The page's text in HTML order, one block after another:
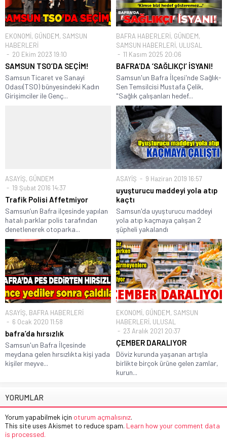
EKONOMİ, GÜNDEM, SAMSUN
HABERLERİ
20 Ekim 2023 19:10
SAMSUN TSO’DA SEÇİM!
Samsun Ticaret ve Sanayi
Odası(TSO) bünyesindeki Kadın
Girişimciler ile Genç...
BAFRA HABERLERİ, GÜNDEM,
SAMSUN HABERLERİ, ULUSAL
11 Kasım 2025 20:06
BAFRA’DA ‘SAĞLIKÇI’ İSYANI!
Samsun'un Bafra İlçesi'nde Sağlık-
Sen Temsilcisi Mustafa Çelik,
"Sağlık çalışanları hedef...
ASAYİŞ, GÜNDEM
19 Şubat 2016 14:37
Trafik Polisi Affetmiyor
Samsun’un Bafra ilçesinde yapılan
hatalı parklar polis tarafından
denetlenerek otoparka...
ASAYİŞ 9 Haziran 2019 16:57
uyuşturucu maddeyi yola atıp
kaçtı
Samsun'da uyuşturucu maddeyi
yola atıp kaçmaya çalışan 2
şüpheli yakalandı
ASAYİŞ, BAFRA HABERLERİ
6 Ocak 2020 11:58
bafra’da hırsızlık
Samsun'un Bafra İlçesinde
meydana gelen hırsızlıkta kişi yada
kişiler meyve...
EKONOMİ, GÜNDEM, SAMSUN
HABERLERİ, ULUSAL
23 Aralık 2021 20:37
ÇEMBER DARALIYOR
Döviz kurunda yaşanan artışla
birlikte birçok ürüne gelen zamlar,
kurun...
YORUMLAR
Yorum yapabilmek için oturum açmalısınız.
This site uses Akismet to reduce spam. Learn how your comment data
is processed.